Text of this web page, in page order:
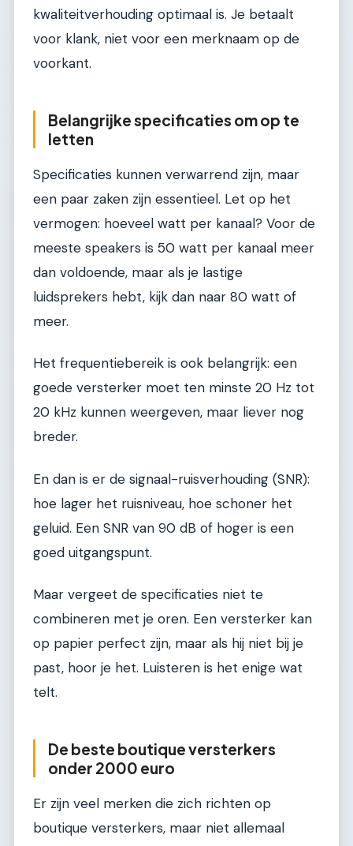
kwaliteitverhouding optimaal is. Je betaalt
voor klank, niet voor een merknaam op de
voorkant.
Belangrijke specificaties om op te
letten
Specificaties kunnen verwarrend zijn, maar
een paar zaken zijn essentieel. Let op het
vermogen: hoeveel watt per kanaal? Voor de
meeste speakers is 50 watt per kanaal meer
dan voldoende, maar als je lastige
luidsprekers hebt, kijk dan naar 80 watt of
meer.
Het frequentiebereik is ook belangrijk: een
goede versterker moet ten minste 20 Hz tot
20 kHz kunnen weergeven, maar liever nog
breder.
En dan is er de signaal-ruisverhouding (SNR):
hoe lager het ruisniveau, hoe schoner het
geluid. Een SNR van 90 dB of hoger is een
goed uitgangspunt.
Maar vergeet de specificaties niet te
combineren met je oren. Een versterker kan
op papier perfect zijn, maar als hij niet bij je
past, hoor je het. Luisteren is het enige wat
telt.
De beste boutique versterkers
onder 2000 euro
Er zijn veel merken die zich richten op
boutique versterkers, maar niet allemaal